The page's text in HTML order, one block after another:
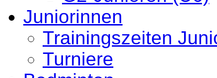
Juniorinnen
Trainingszeiten
Turniere